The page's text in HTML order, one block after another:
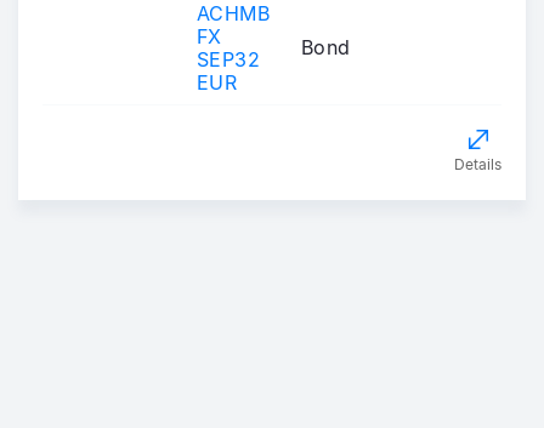
ACHMB
FX
SEP32
EUR
Bond
Details